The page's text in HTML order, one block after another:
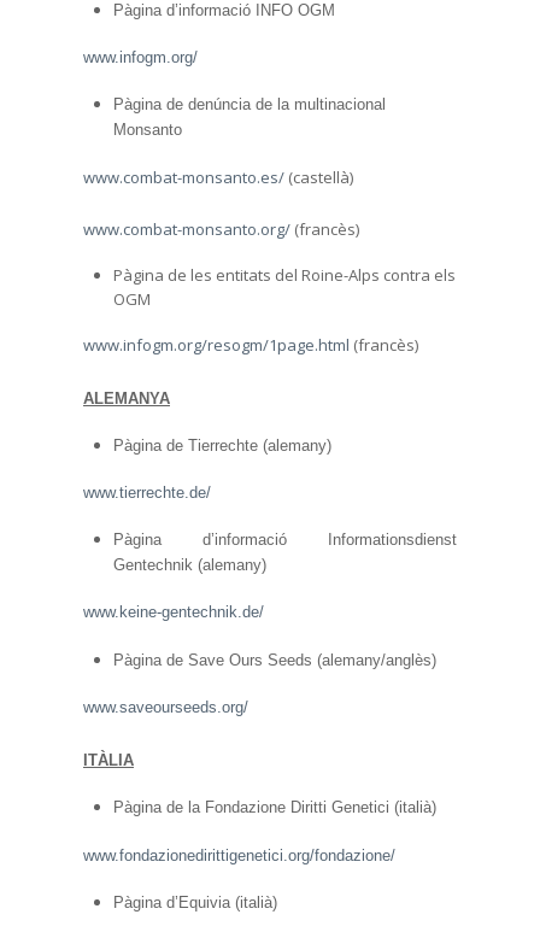
Pàgina d’informació INFO OGM
www.infogm.org/
Pàgina de denúncia de la multinacional
Monsanto
www.combat-monsanto.es/ (castellà)
www.combat-monsanto.org/ (francès)
Pàgina de les entitats del Roine-Alps contra els
OGM
www.infogm.org/resogm/1page.html (francès)
ALEMANYA
Pàgina de Tierrechte (alemany)
www.tierrechte.de/
Pàgina d’informació Informationsdienst
Gentechnik (alemany)
www.keine-gentechnik.de/
Pàgina de Save Ours Seeds (alemany/anglès)
www.saveourseeds.org/
ITÀLIA
Pàgina de la Fondazione Diritti Genetici (italià)
www.fondazionedirittigenetici.org/fondazione/
Pàgina d’Equivia (italià)